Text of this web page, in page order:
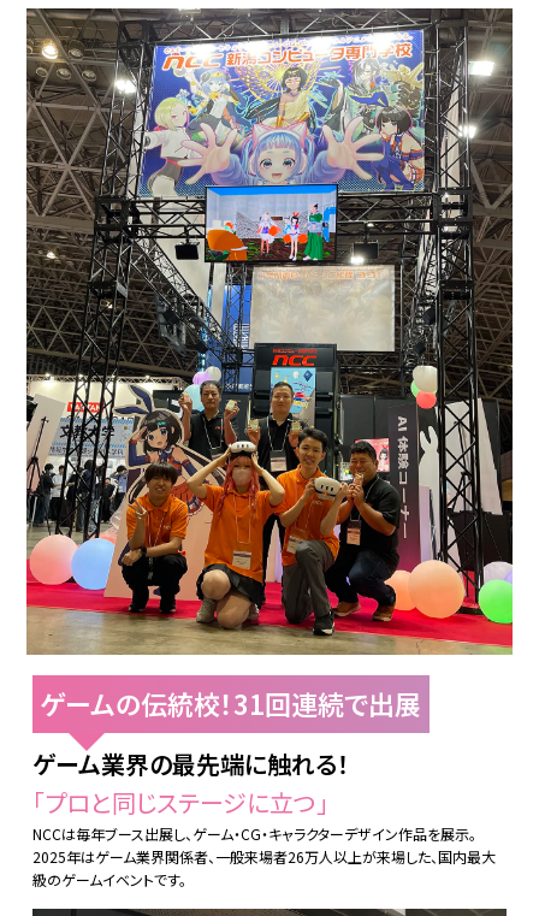
ゲームの伝統校！31回連続で出展
ゲーム業界の最先端に触れる！
「プロと同じステージに立つ」
NCCは毎年ブース出展し、ゲーム・CG・キャラクターデザイン作品を展示。
2025年はゲーム業界関係者、一般来場者26万人以上が来場した、国内最大
級のゲームイベントです。